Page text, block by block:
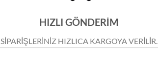
HIZLI GÖNDERİM
SİPARİŞLERİNİZ HIZLICA KARGOYA VERİLİR.